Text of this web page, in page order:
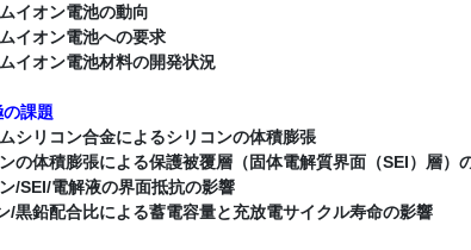
イオン電池の動向
イオン電池への要求
イオン電池材料の開発状況
課題
シリコン合金によるシリコンの体積膨張
の体積膨張による保護被覆層（固体電解質界面（SEI）層）
/SEI/電解液の界面抵抗の影響
黒鉛配合比による蓄電容量と充放電サイクル寿命の影響